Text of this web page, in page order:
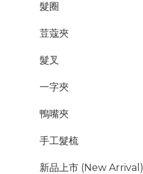
髮圈
荳蔻夾
髮叉
一字夾
鴨嘴夾
手工髮梳
新品上市 (New Arrival)